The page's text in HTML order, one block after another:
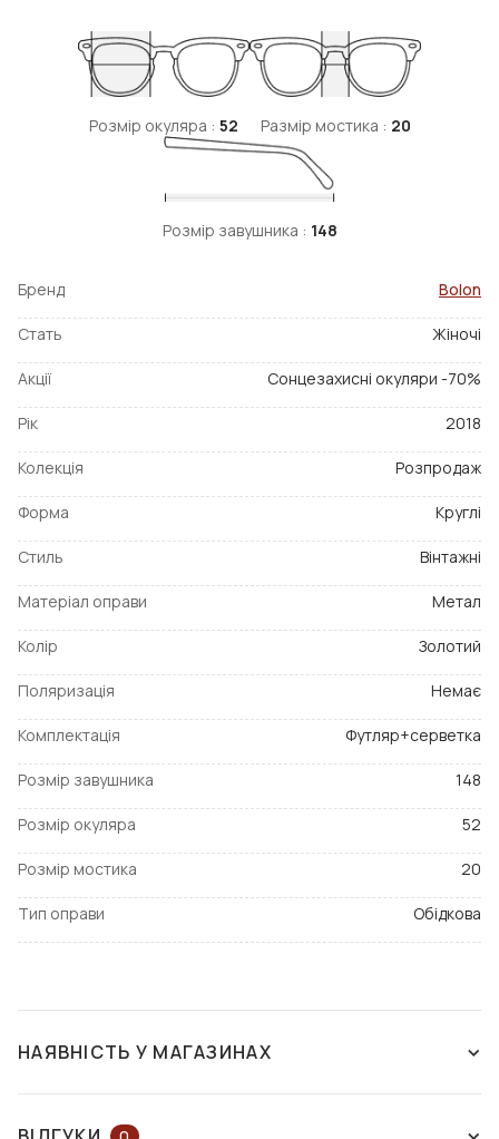
Розмір окуляра : 52 Размір мостика : 20
Розмір завушника : 148
Бренд Bolon
Стать Жіночі
Акції Сонцезахисні окуляри -70%
Рік 2018
Колекція Розпродаж
Форма Круглі
Стиль Вінтажні
Матеріал оправи Метал
Колір Золотий
Поляризація Немає
Комплектація Футляр+серветка
Розмір завушника 148
Розмір окуляра 52
Розмір мостика 20
Тип оправи Обідкова
НАЯВНІСТЬ У МАГАЗИНАХ